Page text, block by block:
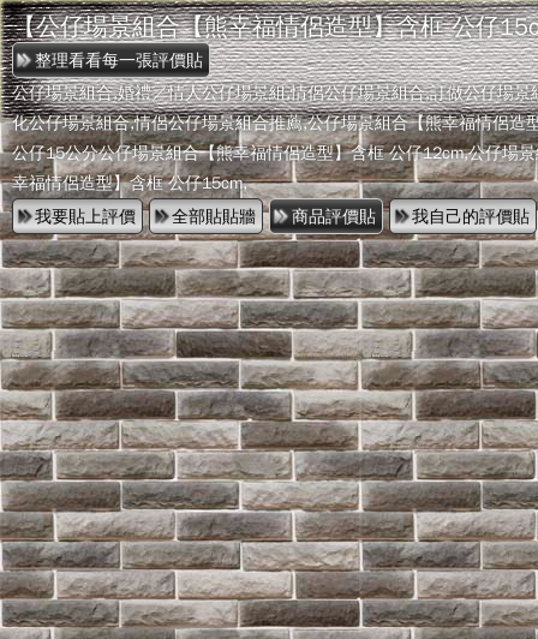
【公仔場景組合【熊幸福情侶造型】含框 公仔
公仔場景組合,婚禮／情人公仔場景組,情侶公仔場景組合,訂做公仔場景
化公仔場景組合,情侶公仔場景組合推薦,公仔場景組合【熊幸福情侶造
公仔15公分公仔場景組合【熊幸福情侶造型】含框 公仔12cm,公仔場
幸福情侶造型】含框 公仔15cm,